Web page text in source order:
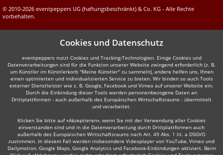
© 2010-2026 eventpeppers UG (haftungsbeschränkt) & Co. KG - Alle Rechte
vorbehalten.
Cookies und Datenschutz
eventpeppers nutzt Cookies und Tracking-Technologien. Einige Cookies und
Datenverarbeitungen sind für die Funktion unserer Website zwingend erforderlich (z. B.
um Künstler im Künstlerkorb "Meine Künstler" zu sammeln), andere helfen uns, Ihnen
einen optimierten und individualisierten Service zu bieten. Wir binden so auch Tools
externer Dienstleister wie z. B. Google, Facebook und Vimeo auf unserer Website ein.
Durch die Einbindung dieser Tools werden personenbezogene Daten an
Drittplattformen - auch außerhalb des Europäischen Wirtschaftsraums - übermittelt
und verarbeitet.
Klicken Sie bitte auf «Akzeptieren», wenn Sie mit der Verwendung aller Cookies
einverstanden sind und in die Datenverarbeitung durch Drittplattformen auch
außerhalb des Europäischen Wirtschaftsraums nach Art. 49 Abs. 1 lit. a DSGVO
zustimmen. In diesem Fall werden insbesondere Videoplayer von YouTube, Vimeo und
Dailymotion, Google Maps, Google Analytics und Facebook-Einbindungen aktiviert. Beim